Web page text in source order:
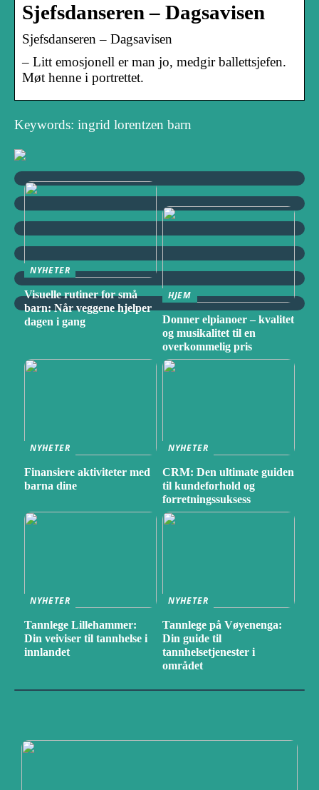
Sjefsdanseren – Dagsavisen
Sjefsdanseren – Dagsavisen
– Litt emosjonell er man jo, medgir ballettsjefen.
Møt henne i portrettet.
Keywords: ingrid lorentzen barn
NYHETER
Visuelle rutiner for små
barn: Når veggene hjelper
dagen i gang
HJEM
Donner elpianoer – kvalitet
og musikalitet til en
overkommelig pris
NYHETER
Finansiere aktiviteter med
barna dine
NYHETER
CRM: Den ultimate guiden
til kundeforhold og
forretningssuksess
NYHETER
Tannlege Lillehammer:
Din veiviser til tannhelse i
innlandet
NYHETER
Tannlege på Vøyenenga:
Din guide til
tannhelsetjenester i
området